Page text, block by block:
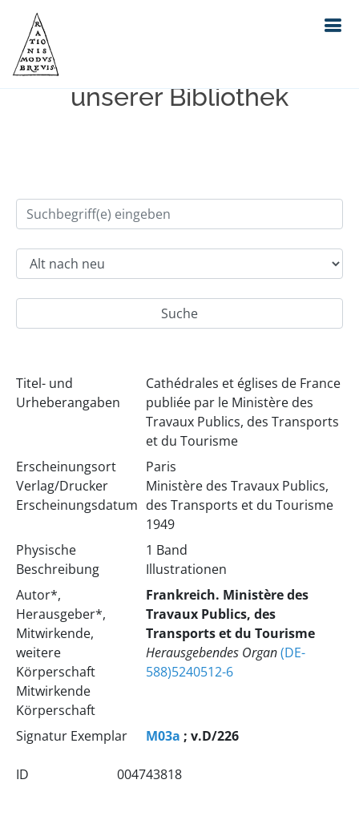
Einfache Suche im Bestand
unserer Bibliothek
Titel- und
Urheberangaben
Cathédrales et églises de France
publiée par le Ministère des
Travaux Publics, des Transports
et du Tourisme
Erscheinungsort
Verlag/Drucker
Erscheinungsdatum
Paris
Ministère des Travaux Publics,
des Transports et du Tourisme
1949
Physische
Beschreibung
1 Band
Illustrationen
Autor*,
Herausgeber*,
Mitwirkende,
weitere
Körperschaft
Mitwirkende
Körperschaft
Frankreich. Ministère des
Travaux Publics, des
Transports et du Tourisme
Herausgebendes Organ(DE-
588)5240512-6
Signatur Exemplar M03a ; v.D/226
ID 004743818